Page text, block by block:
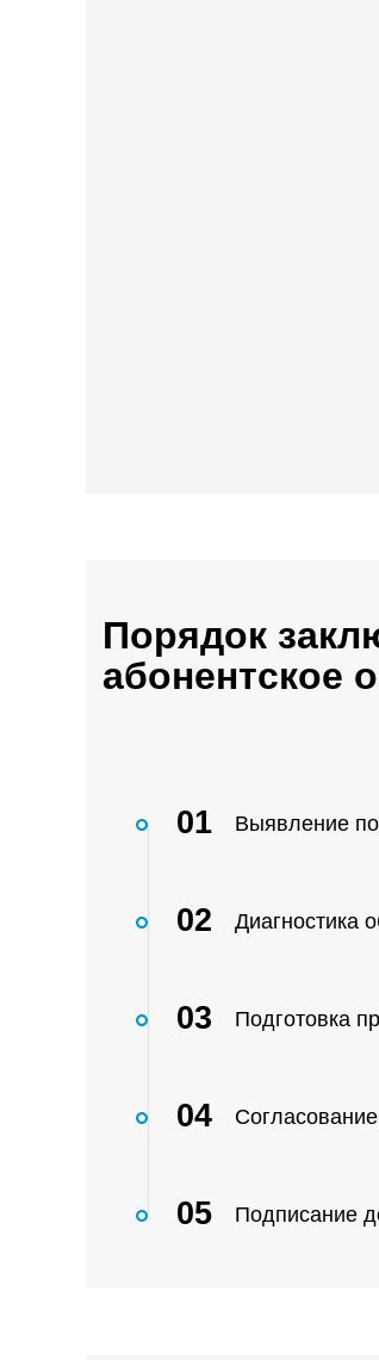
Порядок
абонентское
01 Выявление
02 Диагностика
03 Подготовка
04
05 Подписание